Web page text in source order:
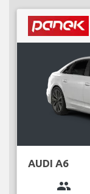
AUDI A6
group